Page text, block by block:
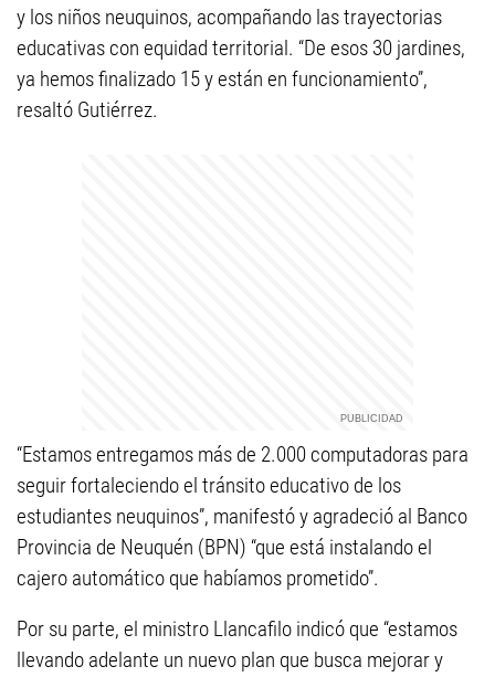
y los niños neuquinos, acompañando las trayectorias
educativas con equidad territorial. “De esos 30 jardines,
ya hemos finalizado 15 y están en funcionamiento”,
resaltó Gutiérrez.
“Estamos entregamos más de 2.000 computadoras para
seguir fortaleciendo el tránsito educativo de los
estudiantes neuquinos”, manifestó y agradeció al Banco
Provincia de Neuquén (BPN) “que está instalando el
cajero automático que habíamos prometido”.
Por su parte, el ministro Llancafilo indicó que “estamos
llevando adelante un nuevo plan que busca mejorar y